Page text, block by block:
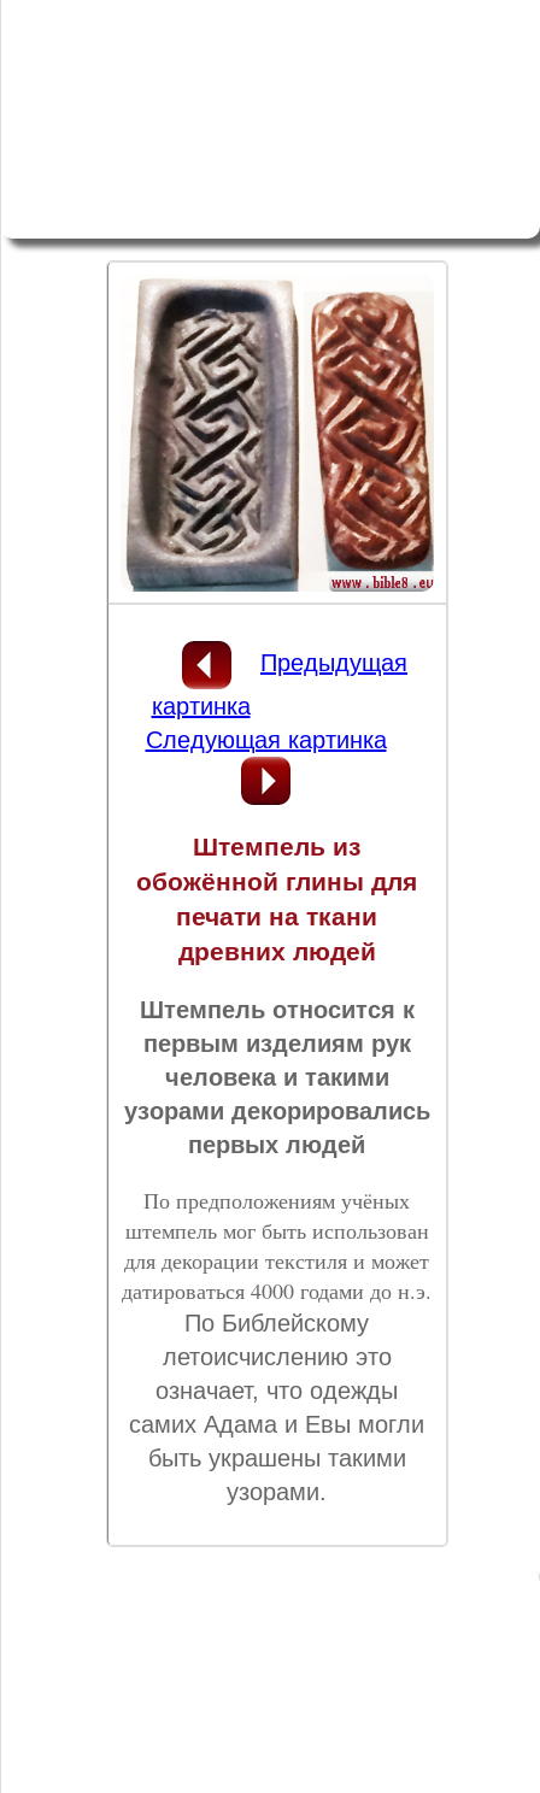
Предыдущая
картинка
Следующая картинка
Штемпель из
обожённой глины для
печати на ткани
древних людей
Штемпель относится к
первым изделиям рук
человека и такими
узорами декорировались
первых людей
По предположениям учёных
штемпель мог быть использован
для декорации текстиля и может
датироваться 4000 годами до н.э.
По Библейскому
летоисчислению это
означает, что одежды
самих Адама и Евы могли
быть украшены такими
узорами.